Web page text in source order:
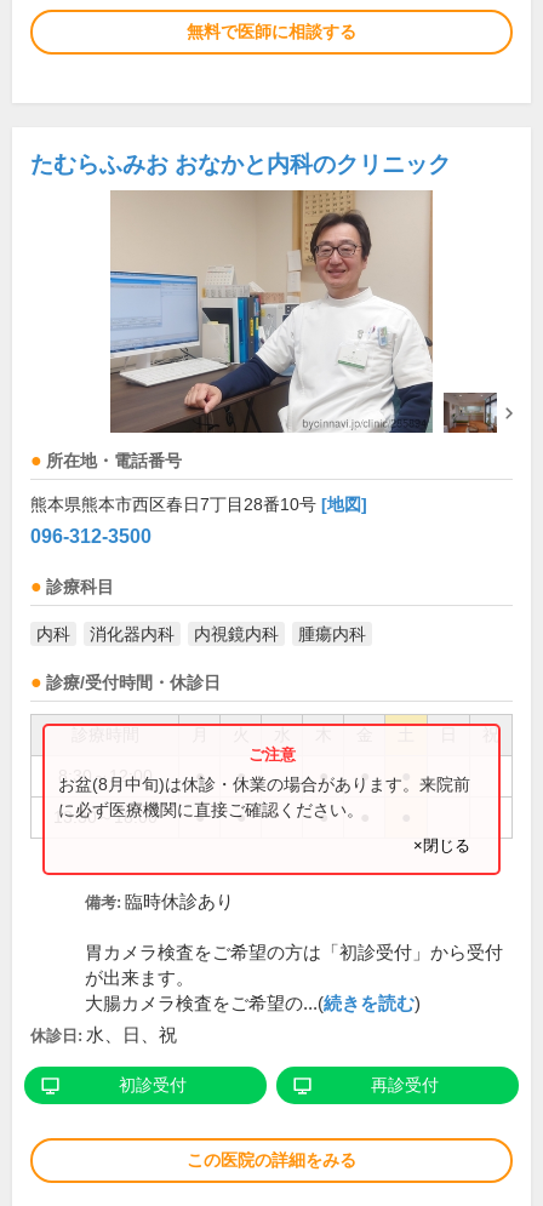
無料で医師に相談する
たむらふみお おなかと内科のクリニック
所在地・電話番号
熊本県熊本市西区春日7丁目28番10号 [地図]
096-312-3500
診療科目
内科 消化器内科 内視鏡内科 腫瘍内科
診療/受付時間・休診日
祝
8:30～12:00 ● ● ● ●
13:30～18:00 ● ● ●
お盆(8月中旬)は休診・休業の場合があります。来院前
に必ず医療機関に直接ご確認ください。
×閉じる
備考: 臨時休診あり
胃カメラ検査をご希望の方は「初診受付」から受付
が出来ます。
大腸カメラ検査をご希望の...(続きを読む)
休診日: 水、日、祝
初診受付 再診受付
この医院の詳細をみる